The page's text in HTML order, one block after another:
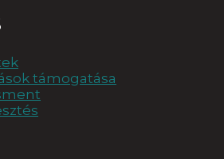
támogatása